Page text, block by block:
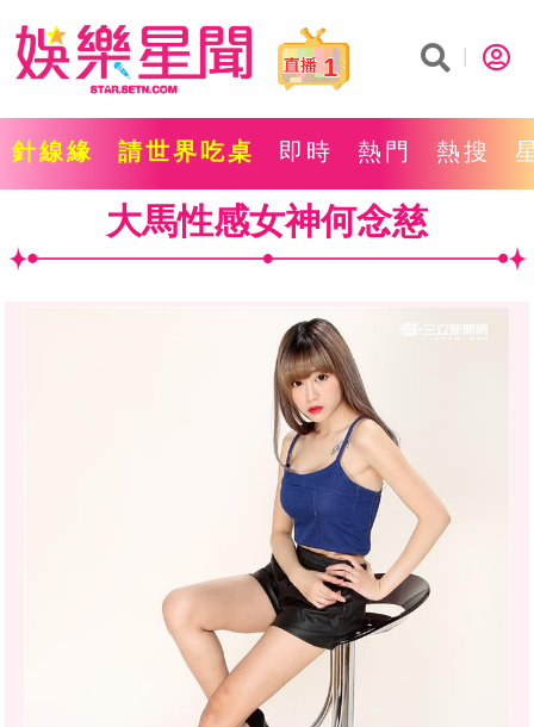
1
針線緣 請世界吃桌 即時 熱門 熱搜
大馬性感女神何念慈